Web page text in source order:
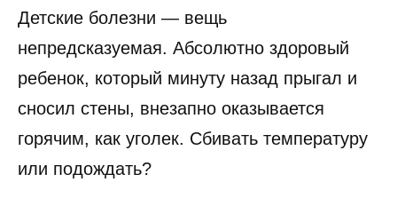
Детские болезни — вещь
непредсказуемая. Абсолютно здоровый
ребенок, который минуту назад прыгал и
сносил стены, внезапно оказывается
горячим, как уголек. Сбивать температуру
или подождать?